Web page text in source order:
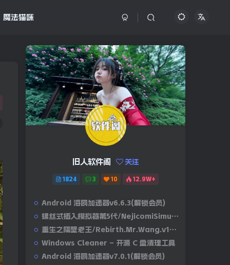
魔法猫咪
旧人软件阁 关注
1824 3 10 12.9W+
Android 海鸥加速器v6.6.3(解锁会员)
螺丝式插入模拟器第5代/NejicomiSimulator.Vol.5.v1.0.2
重生之隔壁老王/Rebirth.Mr.Wang.v10032020
Windows Cleaner – 开源 C 盘清理工具
Android 海鸥加速器v7.0.1(解锁会员)